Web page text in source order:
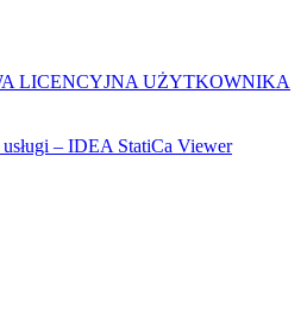
LICENCYJNA UŻYTKOWNIKA
– IDEA StatiCa Viewer